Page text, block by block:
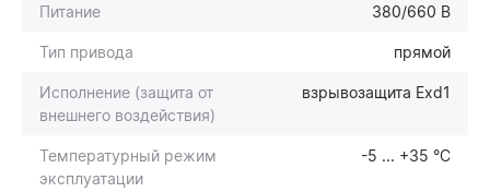
Питание 380/660 В
Тип привода прямой
Исполнение (защита от
внешнего воздействия)
взрывозащита Exd1
Температурный режим
эксплуатации
-5 ... +35 °С